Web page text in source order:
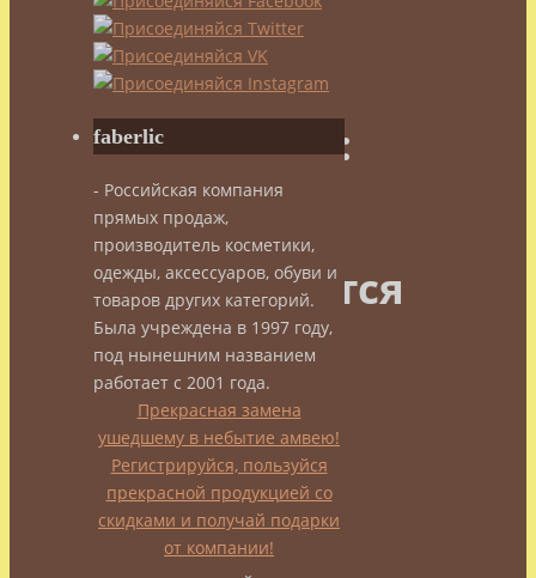
рождаются
сказки"
Рубрика:
Где
рождаются
сказки
«Сказка
является
вымыслом
для
ее
faberlic
- Российская компания
прямых продаж,
производитель косметики,
одежды, аксессуаров, обуви и
товаров других категорий.
Была учреждена в 1997 году,
под нынешним названием
работает с 2001 года.
Прекрасная замена
ушедшему в небытие амвею!
Регистрируйся, пользуйся
прекрасной продукцией со
скидками и получай подарки
от компании!